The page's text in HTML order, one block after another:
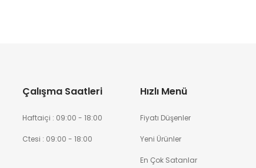
Çalışma Saatleri
Haftaiçi : 09:00 - 18:00
Ctesi : 09:00 - 18:00
Hızlı Menü
Fiyatı Düşenler
Yeni Ürünler
En Çok Satanlar